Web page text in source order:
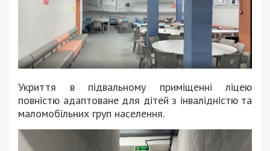
Укриття в підвальному приміщенні ліцею
повністю адаптоване для дітей з інвалідністю та
маломобільних груп населення.